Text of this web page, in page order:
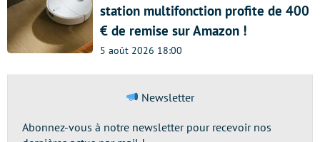
station multifonction profite de 400
€ de remise sur Amazon !
5 août 2026 18:00
Newsletter
Abonnez-vous à notre newsletter pour recevoir nos